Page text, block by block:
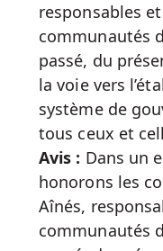
responsables
communautés
passé, du
la voie vers
système de
tous ceux et
Avis : Dans un
honorons les
Aînés,
communautés